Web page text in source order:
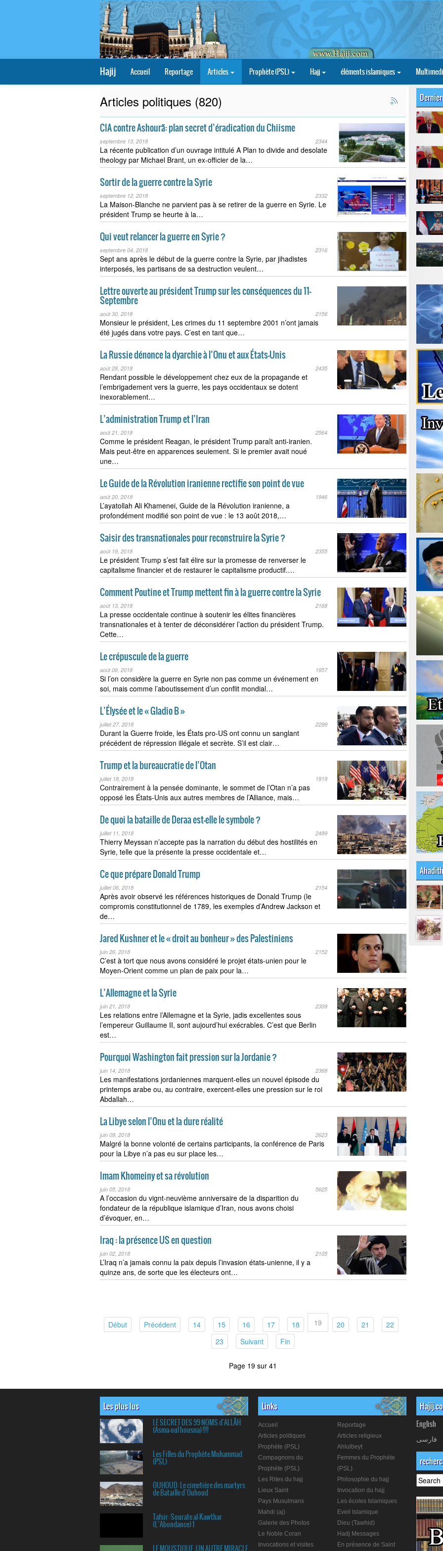
Hajij Accueil Reportage Articles Prophète (PSL) Hajj éléments islamiques
Articles politiques (820)
CIA contre Ashourã: plan secret d’éradication du Chiisme
septembre 13, 2018 2344
La récente publication d’un ouvrage intitulé A Plan to divide and desolate
theology par Michael Brant, un ex-officier de la…
Sortir de la guerre contre la Syrie
septembre 12, 2018 2332
La Maison-Blanche ne parvient pas à se retirer de la guerre en Syrie. Le
président Trump se heurte à la…
Qui veut relancer la guerre en Syrie ?
septembre 04, 2018 2316
Sept ans après le début de la guerre contre la Syrie, par jihadistes
interposés, les partisans de sa destruction veulent…
Lettre ouverte au président Trump sur les conséquences du 11-
Septembre
août 30, 2018 2156
Monsieur le président, Les crimes du 11 septembre 2001 n’ont jamais
été jugés dans votre pays. C’est en tant que…
La Russie dénonce la dyarchie à l’Onu et aux États-Unis
août 28, 2018 2435
Rendant possible le développement chez eux de la propagande et
l’embrigadement vers la guerre, les pays occidentaux se dotent
inexorablement…
L’administration Trump et l’Iran
août 21, 2018 2564
Comme le président Reagan, le président Trump paraît anti-iranien.
Mais peut-être en apparences seulement. Si le premier avait noué
une…
Le Guide de la Révolution iranienne rectifie son point de vue
août 20, 2018 1946
L’ayatollah Ali Khamenei, Guide de la Révolution iranienne, a
profondément modifié son point de vue : le 13 août 2018,…
Saisir des transnationales pour reconstruire la Syrie ?
août 19, 2018 2355
Le président Trump s’est fait élire sur la promesse de renverser le
capitalisme financier et de restaurer le capitalisme productif.…
Comment Poutine et Trump mettent fin à la guerre contre la Syrie
août 13, 2018 2168
La presse occidentale continue à soutenir les élites financières
transnationales et à tenter de déconsidérer l’action du président Trump.
Cette…
Le crépuscule de la guerre
août 06, 2018 1957
Si l’on considère la guerre en Syrie non pas comme un événement en
soi, mais comme l’aboutissement d’un conflit mondial…
L’Élysée et le « Gladio B »
juillet 27, 2018 2299
Durant la Guerre froide, les États pro-US ont connu un sanglant
précédent de répression illégale et secrète. S’il est clair…
Trump et la bureaucratie de l’Otan
juillet 18, 2018 1919
Contrairement à la pensée dominante, le sommet de l’Otan n’a pas
opposé les États-Unis aux autres membres de l’Alliance, mais…
De quoi la bataille de Deraa est-elle le symbole ?
juillet 11, 2018 2489
Thierry Meyssan n’accepte pas la narration du début des hostilités en
Syrie, telle que la présente la presse occidentale et…
Ce que prépare Donald Trump
juillet 06, 2018 2154
Après avoir observé les références historiques de Donald Trump (le
compromis constitutionnel de 1789, les exemples d’Andrew Jackson et
de…
Jared Kushner et le « droit au bonheur » des Palestiniens
juin 26, 2018 2152
C’est à tort que nous avons considéré le projet états-unien pour le
Moyen-Orient comme un plan de paix pour la…
L’Allemagne et la Syrie
juin 21, 2018 2309
Les relations entre l’Allemagne et la Syrie, jadis excellentes sous
l’empereur Guillaume II, sont aujourd’hui exécrables. C’est que Berlin
est…
Pourquoi Washington fait pression sur la Jordanie ?
juin 14, 2018 2368
Les manifestations jordaniennes marquent-elles un nouvel épisode du
printemps arabe ou, au contraire, exercent-elles une pression sur le roi
Abdallah…
La Libye selon l’Onu et la dure réalité
juin 09, 2018 2623
Malgré la bonne volonté de certains participants, la conférence de Paris
pour la Libye n’a pas eu sur place les…
Imam Khomeiny et sa révolution
juin 05, 2018 5625
A l’occasion du vignt-neuvième anniversaire de la disparition du
fondateur de la république islamique d’Iran, nous avons choisi
d’évoquer, en…
Iraq : la présence US en question
juin 02, 2018 2105
L’Iraq n’a jamais connu la paix depuis l’invasion états-unienne, il y a
quinze ans, de sorte que les électeurs ont…
Début(current)Précédent(current)
14(current)
15(current)
16 (current)
17(current)
18 (current)
19 20 (current)
21 (current)
22
23 (current)Suivant(current)
Fin
Page 19 sur 41
Ahadith
Les plus lus
LE SECRET DES 99 NOMS d'ALLÂH
(Asma-oul housna) !!!!
Les Filles du Prophète Muhammad
(PSL)
OUHOUD: Le cimetière des martyrs
de Bataille d`Ouhoud
Tafsir: Sourate al-Kawthar
(L’Abondance) 1
LE MOUSTIQUE :UN AUTRE MIRACLE
Links
Accueil
Reportage
Articles politiques
Articles religieux
Prophète (PSL)
Ahlulbeyt
Compagnons du
Prophète (PSL)
Femmes du Prophète
(PSL)
Les Rites du hajj
Philosophie du hajj
Lieux Saint
Invocation du hajj
Pays Musulmans
Les écoles Islamiques
Mahdi (aj)
Eveil Islamique
Galerie des Photos
Dieu (Tawhid)
Le Noble Coran
Hadj Messages
Invocations et visites
En présence de Saint
English
فارسی